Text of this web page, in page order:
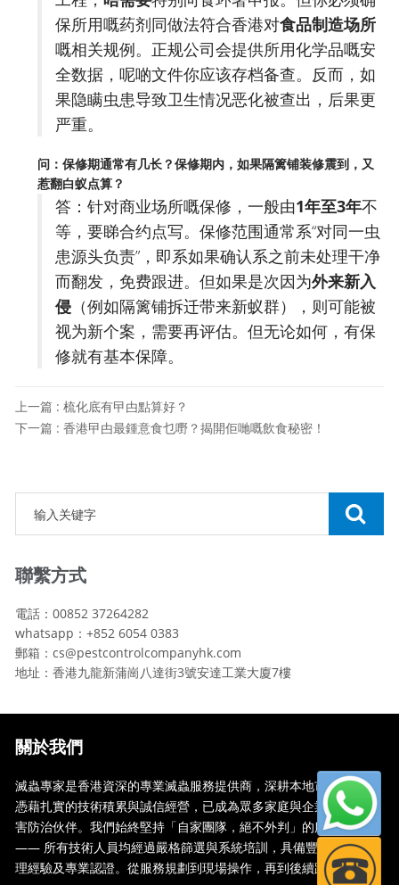
保所用嘅药剂同做法符合香港对食品制造场所
嘅相关规例。正规公司会提供所用化学品嘅安
全数据，呢啲文件你应该存档备查。反而，如
果隐瞒虫患导致卫生情况恶化被查出，后果更
严重。
问：保修期通常有几长？保修期内，如果隔篱铺装修震到，又
惹翻白蚁点算？
答：针对商业场所嘅保修，一般由1年至3年不
等，要睇合约点写。保修范围通常系“对同一虫
患源头负责”，即系如果确认系之前未处理干净
而翻发，免费跟进。但如果是次因为外来新入
侵 （例如隔篱铺拆迁带来新蚁群），则可能被
视为新个案，需要再评估。但无论如何，有保
修就有基本保障。
上一篇 : 梳化底有曱甴點算好？
下一篇 : 香港曱甴最鍾意食乜嘢？揭開佢哋嘅飲食秘密！
聯繫方式
電話：00852 37264282
whatsapp：+852 6054 0383
郵箱：cs@pestcontrolcompanyhk.com
地址：香港九龍新蒲崗八達街3號安達工業大廈7樓
關於我們
滅蟲專家是香港資深的專業滅蟲服務提供商，深耕本地市場多年，
憑藉扎實的技術積累與誠信經營，已成為眾多家庭與企業信賴的蟲
害防治伙伴。我們始終堅持「自家團隊，絕不外判」的服務承諾
—— 所有技術人員均經過嚴格篩選與系統培訓，具備豐富的現場處
理經驗及專業認證。從服務規劃到現場操作，再到後續跟蹤，全...